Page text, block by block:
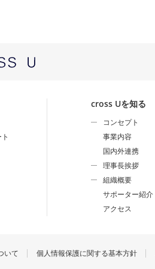
cross Uを知る
コンセプト
事業内容
国内外連携
理事長挨拶
組織概要
サポーター紹介
アクセス
いて 個人情報保護に関する基本方針